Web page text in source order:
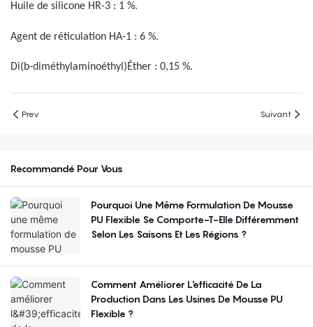
Huile de silicone HR-3 : 1 %.
Agent de réticulation HA-1 : 6 %.
Di(b-diméthylaminoéthyl)Éther : 0,15 %.
Prev Suivant
Recommandé Pour Vous
Pourquoi Une Même Formulation De Mousse
PU Flexible Se Comporte-T-Elle Différemment
Selon Les Saisons Et Les Régions ?
Comment Améliorer L'efficacité De La
Production Dans Les Usines De Mousse PU
Flexible ?